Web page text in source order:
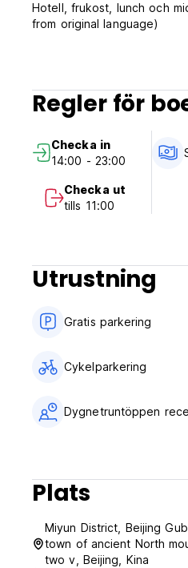
Hotell, frukost, lunch och
from original language)
Regler för
Checka in
14:00 - 23:00
Checka ut
tills 11:00
Utrustning
Gratis parkering
Cykelparkering
Dygnetruntöppen
Plats
Miyun District, Beijing
town of ancient North
two v, Beijing, Kina